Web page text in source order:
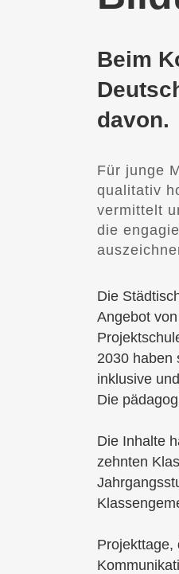
Beim
davon.
Für junge
qualitativ
vermittelt
die
Die
Angebot
2030 haben
inklusive
Die
Die Inhalte
zehnten
Projekttage,